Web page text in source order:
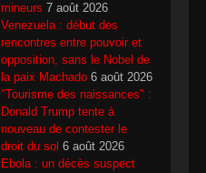
mineurs 7 août 2026
Venezuela : début des
rencontres entre pouvoir et
opposition, sans le Nobel de
la paix Machado 6 août 2026
"Tourisme des naissances" :
Donald Trump tente à
nouveau de contester le
droit du sol 6 août 2026
Ebola : un décès suspect